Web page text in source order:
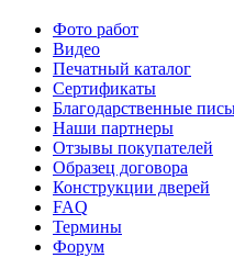
Фото работ
Видео
Печатный каталог
Сертификаты
Благодарственные
Наши партнеры
Отзывы покупателей
Образец договора
Конструкции дверей
FAQ
Термины
Форум